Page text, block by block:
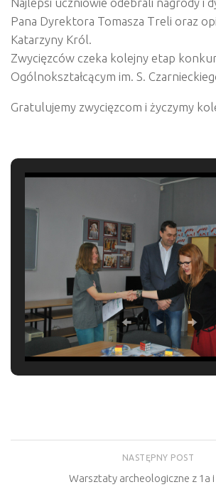
Pana Dyrektora Tomasza Treli oraz
Katarzyny Król.
Zwycięzców czeka kolejny etap
Ogólnokształcącym im. S.
Gratulujemy zwycięzcom i życzymy
NASTĘPNY POST
Warsztaty archeologiczne z 1a